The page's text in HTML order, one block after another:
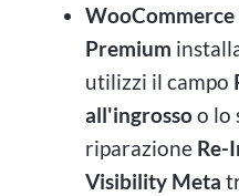
Premium
utilizzi il campo
all'ingrossoo lo
riparazione Re-
Visibility Meta